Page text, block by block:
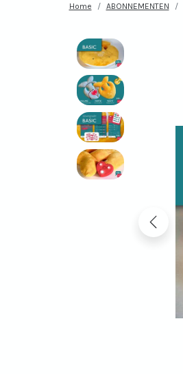
Home ABONNEMENTEN
vorige